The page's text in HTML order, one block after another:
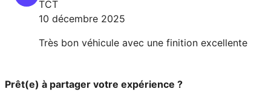
TCT
10 décembre 2025
Très bon véhicule avec une finition excellente
Prêt(e) à partager votre expérience ?